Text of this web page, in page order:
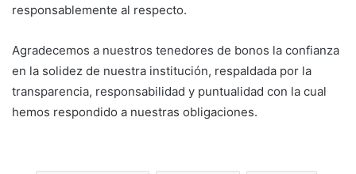
responsablemente al respecto.
Agradecemos a nuestros tenedores de bonos la confianza
en la solidez de nuestra institución, respaldada por la
transparencia, responsabilidad y puntualidad con la cual
hemos respondido a nuestras obligaciones.